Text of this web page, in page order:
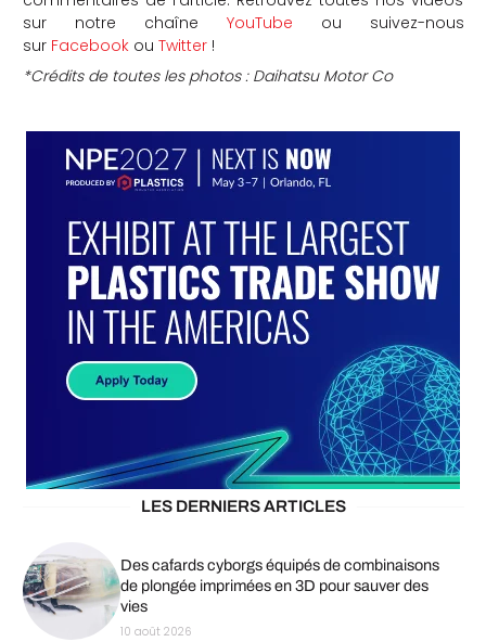
sur notre chaîne YouTube ou suivez-nous
sur Facebookou Twitter!
*Crédits de toutes les photos : Daihatsu Motor Co
LES DERNIERS ARTICLES
Des cafards cyborgs équipés de combinaisons
de plongée imprimées en 3D pour sauver des
vies
10 août 2026